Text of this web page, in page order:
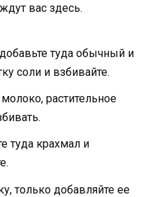
ждут вас здесь.
туда обычный и
соли и взбивайте.
растительное
туда крахмал и
только добавляйте ее